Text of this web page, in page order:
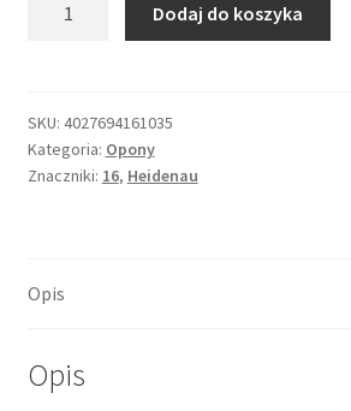
Snowtex
(M+S)
120/80
TL
Dodaj do koszyka
SKU: 4027694161035
Kategoria: Opony
Znaczniki: 16, Heidenau
Opis
Opis